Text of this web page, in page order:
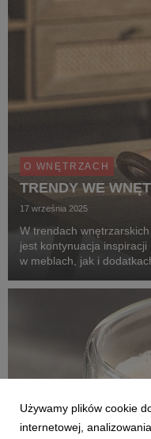
O WNĘTRZACH
TRENDY WE
17 września 2025
W trendach
jest kontynuacja
w meblach, jak i
naturalnych materiałów i
Używamy plików cookie
internetowej,